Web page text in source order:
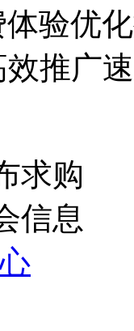
验优
推广
求购
信息